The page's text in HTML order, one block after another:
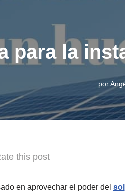
para la
por
this post
en aprovechar el poder del sol